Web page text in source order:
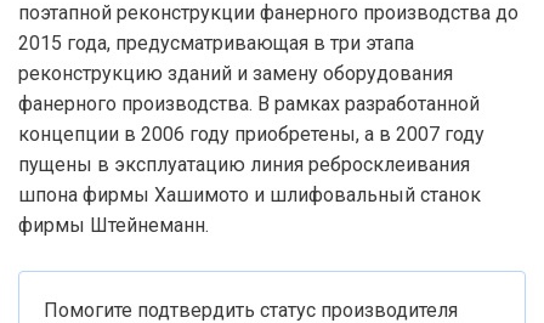
поэтапной реконструкции фанерного производства до
2015 года, предусматривающая в три этапа
реконструкцию зданий и замену оборудования
фанерного производства. В рамках разработанной
концепции в 2006 году приобретены, а в 2007 году
пущены в эксплуатацию линия ребросклеивания
шпона фирмы Хашимото и шлифовальный станок
фирмы Штейнеманн.
Помогите подтвердить статус производителя